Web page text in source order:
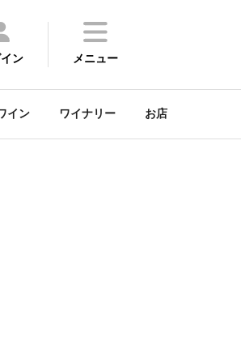
ン メニュー
イン ワイナリー お店